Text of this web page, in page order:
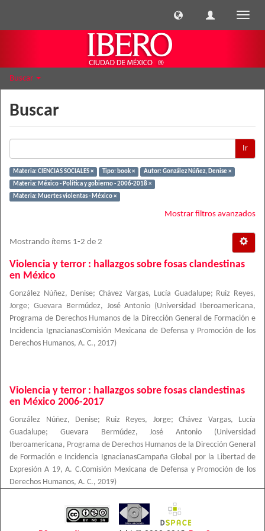
Buscar
Buscar
Ir
Materia: CIENCIAS SOCIALES × Tipo: book ×
Autor: González Núñez, Denise ×
Materia: México - Política y gobierno - 2006-2018 ×
Materia: Muertes violentas - México ×
Mostrar filtros avanzados
Mostrando ítems 1-2 de 2
Violencia y terror : hallazgos sobre fosas clandestinas
en México
González Núñez, Denise; Chávez Vargas, Lucía Guadalupe;
Ruiz Reyes,
Jorge; Guevara Bermúdez, José Antonio (Universidad Iberoamericana,
Programa de Derechos Humanos de la Dirección General de Formación e
Incidencia IgnacianasComisión Mexicana de Defensa y Promoción de los
Derechos Humanos, A. C., 2017)
Violencia y terror : hallazgos sobre fosas clandestinas
en México 2006-2017
González Núñez, Denise; Ruiz Reyes, Jorge; Chávez Vargas, Lucía
Guadalupe; Guevara Bermúdez, José Antonio (Universidad
Iberoamericana, Programa de Derechos Humanos de la Dirección General
de Formación e Incidencia IgnacianasCampaña Global por la Libertad de
Expresión A 19, A. C.Comisión Mexicana de Defensa y Promoción de los
Derechos Humanos, A. C., 2019)